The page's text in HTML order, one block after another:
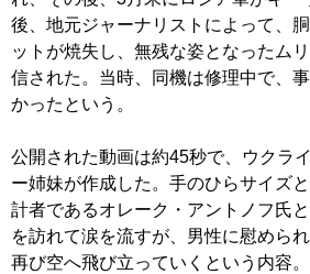
後、地元ジャーナリストによって、
ットが焼失し、無残な姿となったム
信された。当時、同機は修理中で、
かったという。
公開された動画は約45秒で、ウクラ
ー姉妹が作成した。手のひらサイズ
計者であるオレーク・アントノフ氏
を訪れて涙を流すが、男性に慰めら
再び空へ飛び立っていくという内容